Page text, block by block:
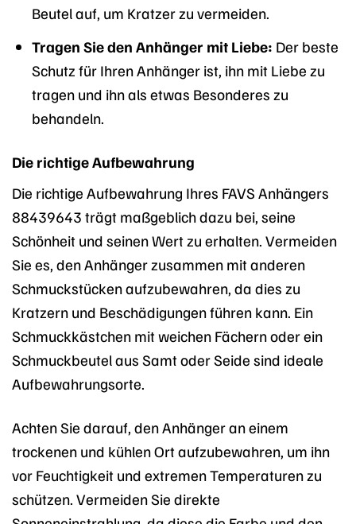
Beutel auf, um Kratzer zu vermeiden.
Tragen Sie den Anhänger mit Liebe: Der beste
Schutz für Ihren Anhänger ist, ihn mit Liebe zu
tragen und ihn als etwas Besonderes zu
behandeln.
Die richtige Aufbewahrung
Die richtige Aufbewahrung Ihres FAVS Anhängers
88439643 trägt maßgeblich dazu bei, seine
Schönheit und seinen Wert zu erhalten. Vermeiden
Sie es, den Anhänger zusammen mit anderen
Schmuckstücken aufzubewahren, da dies zu
Kratzern und Beschädigungen führen kann. Ein
Schmuckkästchen mit weichen Fächern oder ein
Schmuckbeutel aus Samt oder Seide sind ideale
Aufbewahrungsorte.
Achten Sie darauf, den Anhänger an einem
trockenen und kühlen Ort aufzubewahren, um ihn
vor Feuchtigkeit und extremen Temperaturen zu
schützen. Vermeiden Sie direkte